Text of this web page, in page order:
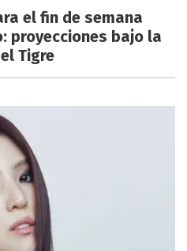
el fin de semana
proyecciones bajo la
Tigre